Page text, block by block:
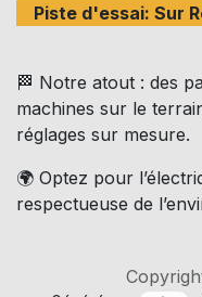
Piste d'essai: Sur
🏁 Notre atout : des
machines sur le
réglages sur mesure.
🌍 Optez pour
respectueuse de